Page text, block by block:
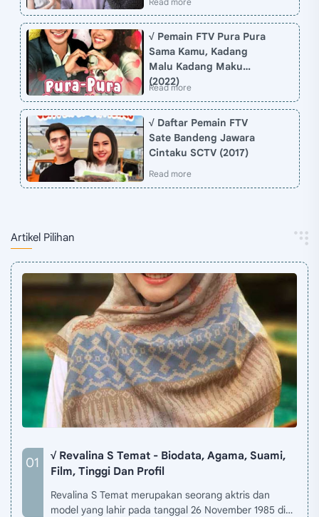
√ Pemain FTV Pura Pura
Sama Kamu, Kadang
Malu Kadang Maku
(2022)
√ Daftar Pemain FTV
Sate Bandeng Jawara
Cintaku SCTV (2017)
Artikel Pilihan
√ Revalina S Temat - Biodata, Agama, Suami,
Film, Tinggi Dan Profil
Revalina S Temat merupakan seorang aktris dan
model yang lahir pada tanggal 26 November 1985 di